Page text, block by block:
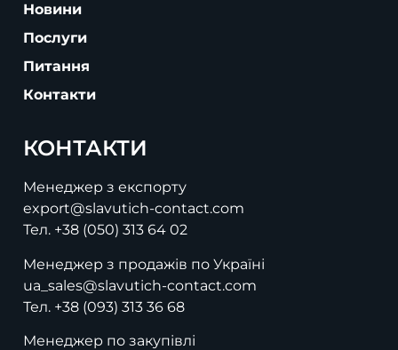
Новини
Послуги
Питання
Контакти
КОНТАКТИ
Менеджер з експорту
export@slavutich-contact.com
Тел. +38 (050) 313 64 02
Менеджер з продажів по Україні
ua_sales@slavutich-contact.com
Тел. +38 (093) 313 36 68
Менеджер по закупівлі